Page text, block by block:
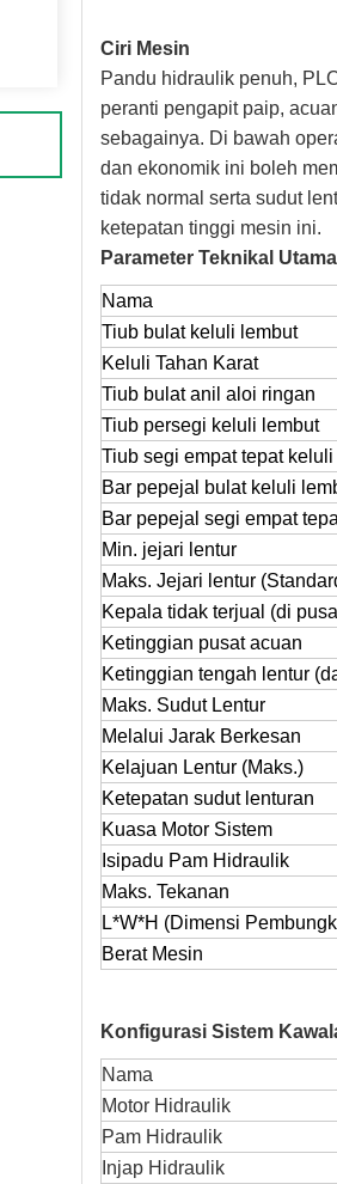
Ciri Mesin
Pandu hidraulik penuh,
peranti pengapit paip,
sebagainya. Di bawah
dan ekonomik ini boleh
tidak normal serta sudut
ketepatan tinggi mesin ini.
Parameter Teknikal Utama
Nama
Tiub bulat keluli lembut
Keluli Tahan Karat
Tiub bulat anil aloi ringan
Tiub persegi keluli lembut
Tiub segi empat tepat
Bar pepejal bulat keluli
Bar pepejal segi empat
Min. jejari lentur
Maks. Jejari lentur
Kepala tidak terjual (di
Ketinggian pusat acuan
Ketinggian tengah lentur
Maks. Sudut Lentur
Melalui Jarak Berkesan
Kelajuan Lentur (Maks.)
Ketepatan sudut lenturan
Kuasa Motor Sistem
Isipadu Pam Hidraulik
Maks. Tekanan
L*W*H (Dimensi
Berat Mesin
Konfigurasi Sistem
Nama
Motor Hidraulik
Pam Hidraulik
Injap Hidraulik